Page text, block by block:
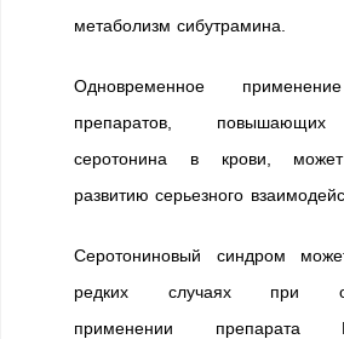
метаболизм сибутрамина.
Одновременное
препаратов, повышающих
серотонина в крови,
развитию серьезного
Серотониновый синдром
редких случаях при
применении препарата